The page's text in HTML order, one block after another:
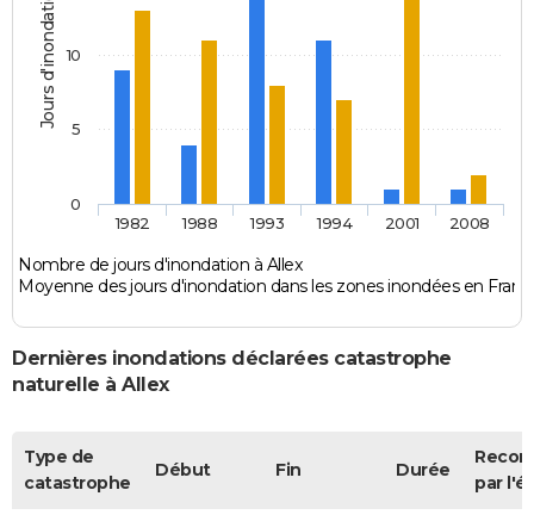
Jours d'inondation
Nombre de jours d'inondation à Allex
Moyenne des jours d'inondation dans les zones inondées en
1982 1988 1993 1994 2001 2008
0
5
10
Dernières inondations déclarées catastrophe
naturelle à Allex
Type de
catastrophe
Début Fin Durée
par